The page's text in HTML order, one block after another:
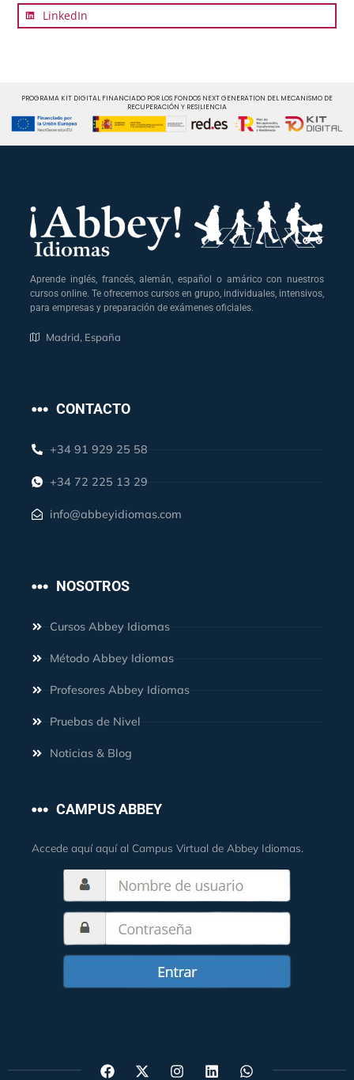
LinkedIn
PROGRAMA KIT DIGITAL FINANCIADO POR LOS FONDOS NEXT GENERATION DEL MECANISMO DE
RECUPERACIÓN Y RESILIENCIA
Aprende inglés, francés, alemán, español o amárico con nuestros
cursos online. Te ofrecemos cursos en grupo, individuales, intensivos,
para empresas y preparación de exámenes oficiales.
Madrid, España
CONTACTO
+34 91 929 25 58
+34 72 225 13 29
info@abbeyidiomas.com
NOSOTROS
Cursos Abbey Idiomas
Método Abbey Idiomas
Profesores Abbey Idiomas
Pruebas de Nivel
Noticias & Blog
CAMPUS ABBEY
Accede aquí aquí al Campus Virtual de Abbey Idiomas.